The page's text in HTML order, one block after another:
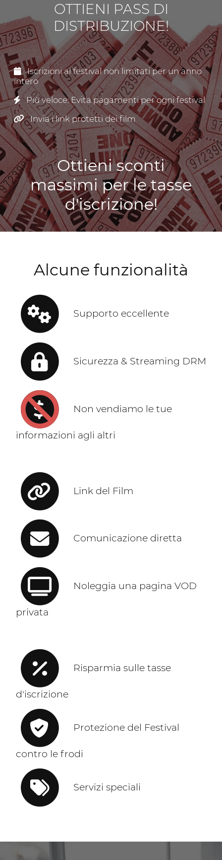
OTTIENI PASS DI
DISTRIBUZIONE!
Iscrizioni al festival non limitati per un anno
intero
Più veloce: Evita pagamenti per ogni festival
Invia i link protetti dei film
Ottieni sconti
massimi per le tasse
d'iscrizione!
Alcune funzionalità
Supporto eccellente
Sicurezza & Streaming DRM
Non vendiamo le tue
informazioni agli altri
Link del Film
Comunicazione diretta
Noleggia una pagina VOD
privata
Risparmia sulle tasse
d'iscrizione
Protezione del Festival
contro le frodi
Servizi speciali